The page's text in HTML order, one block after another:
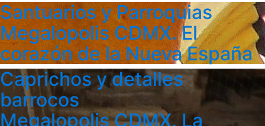
Santuarios y Parroquias
Megalopolis CDMX. El
corazón de la Nueva España
Caprichos y detalles
barrocos
Megalopolis CDMX. La